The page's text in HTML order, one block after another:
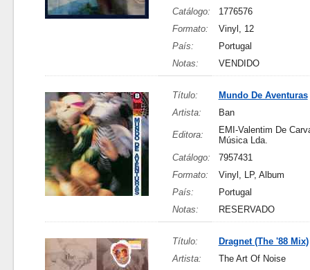
Catálogo:
1776576
Formato:
Vinyl, 12
País:
Portugal
Notas:
VENDIDO
Título:
Mundo De Aventuras
Artista:
Ban
Editora:
EMI-Valentim De
Música Lda.
Catálogo:
7957431
Formato:
Vinyl, LP, Album
País:
Portugal
Notas:
RESERVADO
Título:
Dragnet (The '88 Mix)
Artista:
The Art Of Noise